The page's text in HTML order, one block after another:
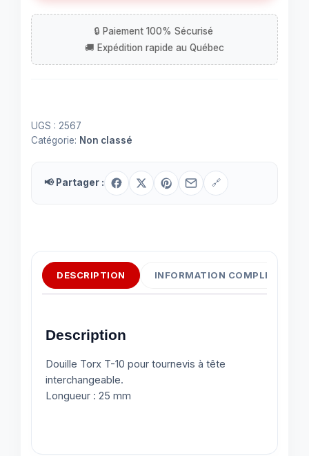
10
UGS : 2567
Catégorie: Non classé
📢 Partager : 🔗
DESCRIPTION INFORMATION
Description
Douille Torx T-10 pour tournevis à tête
interchangeable.
Longueur : 25 mm